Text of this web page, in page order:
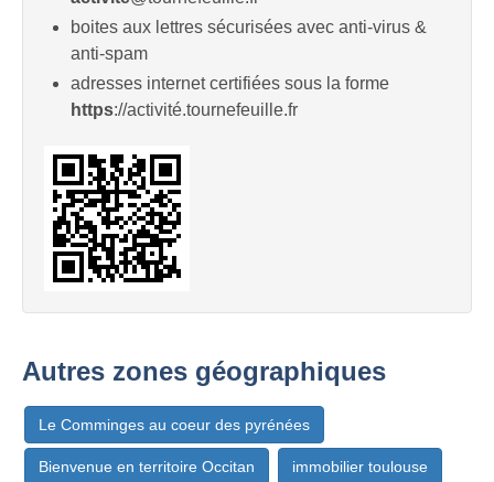
boites aux lettres sécurisées avec anti-virus &
anti-spam
adresses internet certifiées sous la forme
https://activité.tournefeuille.fr
Autres zones géographiques
Le Comminges au coeur des pyrénées
Bienvenue en territoire Occitan immobilier toulouse